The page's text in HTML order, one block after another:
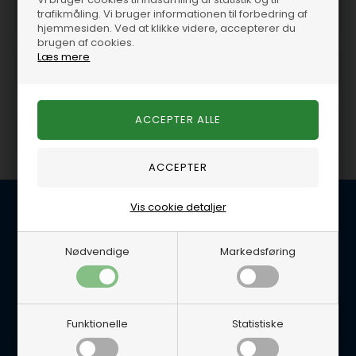
trafikmåling. Vi bruger informationen til forbedring af
hjemmesiden. Ved at klikke videre, accepterer du
brugen af cookies.
Læs mere
Nødvendige Markedsføring
Funktionelle Statistiske
Vis cookie detaljer
GM
V8 GM
Brændstofsystem 5,3L /
Olie / kemi 5,3L / 327 V8
GM
Kobling / svinghjul 5,3L /
327 V8 GM
Kundeservice
BG Marine
Glentevej 22B
E-mail: per@lynegaard.dk
Tlf. 5665 0658
Handelsbetingelser